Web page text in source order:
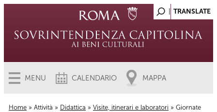
MENU CALENDARIO MAPPA
Home » Attività » Didattica » Visite, itinerari e laboratori » Giornate